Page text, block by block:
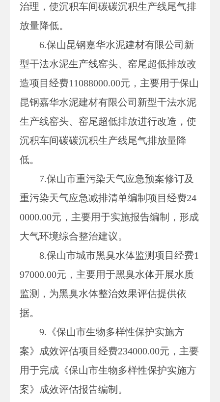
治理，使沉积车间碳碳沉积生产线尾气排
放量降低。
6.保山昆钢嘉华水泥建材有限公司新
型干法水泥生产线窑头、窑尾超低排放改
造项目经费11088000.00元，主要用于保山
昆钢嘉华水泥建材有限公司新型干法水泥
生产线窑头、窑尾超低排放进行改造，使
沉积车间碳碳沉积生产线尾气排放量降
低。
7.保山市重污染天气应急预案修订及
重污染天气应急减排清单编制项目经费24
0000.00元，主要用于实施报告编制，形成
大气环境综合整治建议。
8.保山市城市黑臭水体监测项目经费1
97000.00元，主要用于黑臭水体开展水质
监测，为黑臭水体整治效果评估提供依
据。
9.《保山市生物多样性保护实施方
案》成效评估项目经费234000.00元，主要
用于完成《保山市生物多样性保护实施方
案》成效评估报告编制。